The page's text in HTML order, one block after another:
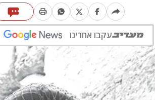
עקבו אחרינו